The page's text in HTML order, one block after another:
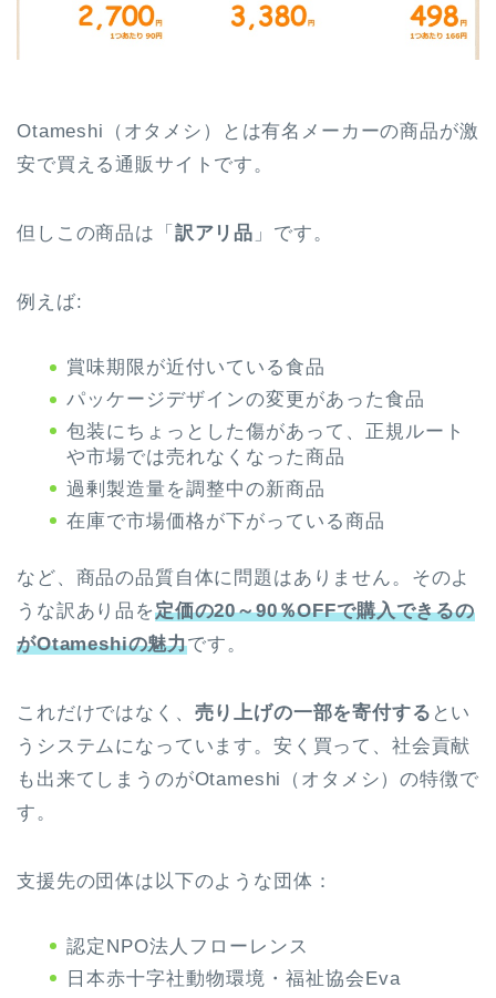
Otameshi（オタメシ）とは有名メーカーの商品が激
安で買える通販サイトです。
但しこの商品は「 訳アリ品 」です。
例えば:
賞味期限が近付いている食品
パッケージデザインの変更があった食品
包装にちょっとした傷があって、正規ルート
や市場では売れなくなった商品
過剰製造量を調整中の新商品
在庫で市場価格が下がっている商品
など、商品の品質自体に問題はありません。そのよ
うな訳あり品を定価の20～90％OFFで購入できるの
がOtameshiの魅力です。
これだけではなく、 売り上げの一部を寄付する とい
うシステムになっています。安く買って、社会貢献
も出来てしまうのがOtameshi（オタメシ）の特徴で
す。
支援先の団体は以下のような団体：
認定NPO法人フローレンス
日本赤十字社動物環境・福祉協会Eva